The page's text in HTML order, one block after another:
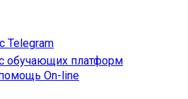
Telegram
обучающих платформ
On-line